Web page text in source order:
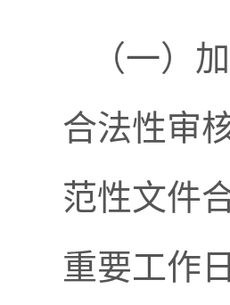
（一）
合法性审
范性文件
重要工作